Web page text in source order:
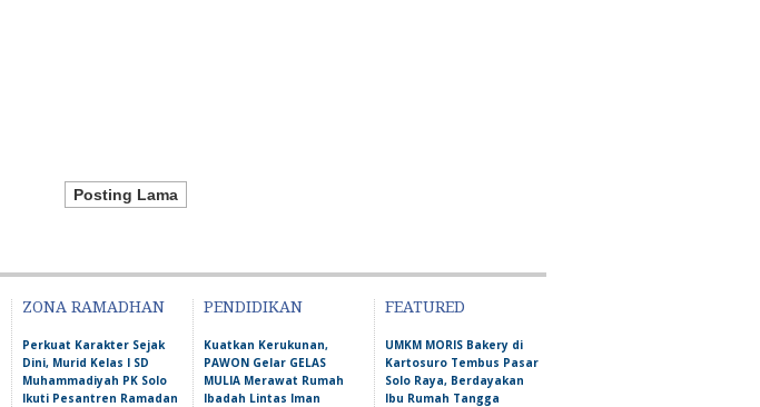
Posting Lama
ZONA RAMADHAN
Perkuat Karakter Sejak
Dini, Murid Kelas I SD
Muhammadiyah PK Solo
Ikuti Pesantren Ramadan
PENDIDIKAN
Kuatkan Kerukunan,
PAWON Gelar GELAS
MULIA Merawat Rumah
Ibadah Lintas Iman
FEATURED
UMKM MORIS Bakery di
Kartosuro Tembus Pasar
Solo Raya, Berdayakan
Ibu Rumah Tangga